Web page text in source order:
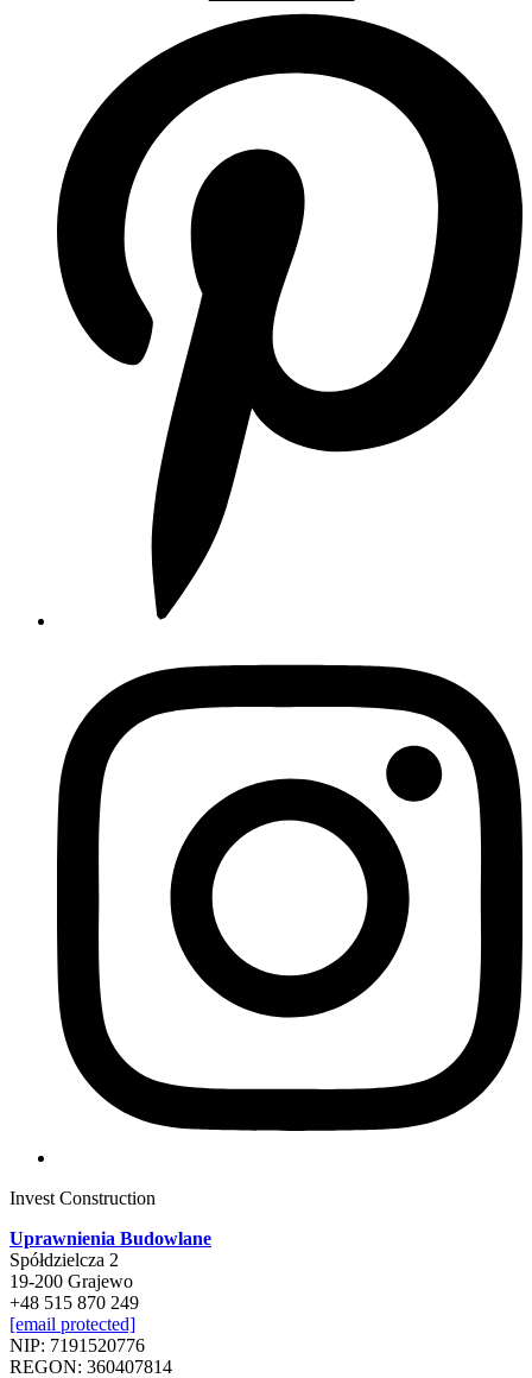
Invest Construction
Uprawnienia Budowlane
Spółdzielcza 2
19-200 Grajewo
+48 515 870 249
[email protected]
NIP: 7191520776
REGON: 360407814